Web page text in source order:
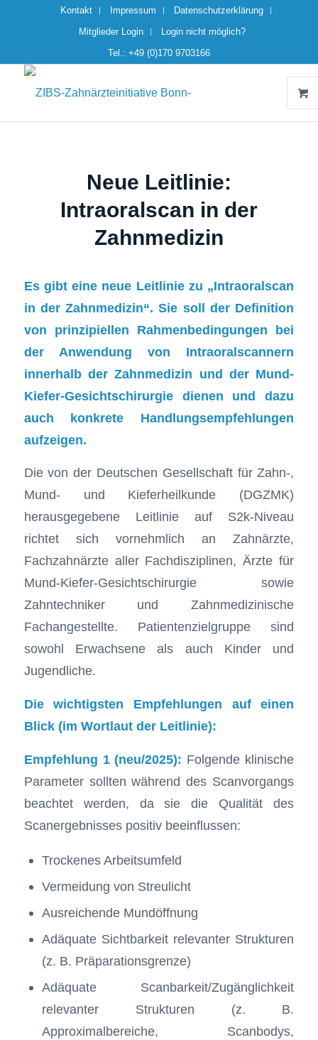
Kontakt Impressum
Datenschutzerklärung
Mitglieder Login
Login nicht möglich?
Tel.: +49 (0)170 9703166
Neue Leitlinie:
Intraoralscan in der
Zahnmedizin
Es gibt eine neue Leitlinie zu „Intraoralscan
in der Zahnmedizin“. Sie soll der Definition
von prinzipiellen Rahmenbedingungen bei
der Anwendung von Intraoralscannern
innerhalb der Zahnmedizin und der Mund-
Kiefer-Gesichtschirurgie dienen und dazu
auch konkrete Handlungsempfehlungen
aufzeigen.
Die von der Deutschen Gesellschaft für Zahn-,
Mund- und Kieferheilkunde (DGZMK)
herausgegebene Leitlinie auf S2k-Niveau
richtet sich vornehmlich an Zahnärzte,
Fachzahnärzte aller Fachdisziplinen, Ärzte für
Mund-Kiefer-Gesichtschirurgie sowie
Zahntechniker und Zahnmedizinische
Fachangestellte. Patientenzielgruppe sind
sowohl Erwachsene als auch Kinder und
Jugendliche.
Die wichtigsten Empfehlungen auf einen
Blick (im Wortlaut der Leitlinie):
Empfehlung 1 (neu/2025): Folgende klinische
Parameter sollten während des Scanvorgangs
beachtet werden, da sie die Qualität des
Scanergebnisses positiv beeinflussen:
Trockenes Arbeitsumfeld
Vermeidung von Streulicht
Ausreichende Mundöffnung
Adäquate Sichtbarkeit relevanter Strukturen
(z. B. Präparationsgrenze)
Adäquate Scanbarkeit/Zugänglichkeit
relevanter Strukturen (z. B.
Approximalbereiche, Scanbodys,